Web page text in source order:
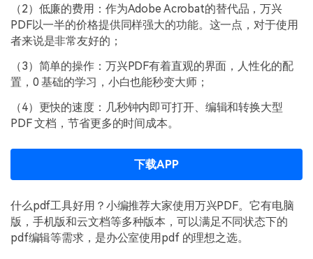
（2）低廉的费用：作为Adobe Acrobat的替代品，万兴
PDF以一半的价格提供同样强大的功能。这一点，对于使用
者来说是非常友好的；
（3）简单的操作：万兴PDF有着直观的界面，人性化的配
置，0 基础的学习，小白也能秒变大师；
（4）更快的速度：几秒钟内即可打开、编辑和转换大型
PDF 文档，节省更多的时间成本。
下载APP
什么pdf工具好用？小编推荐大家使用万兴PDF。它有电脑
版，手机版和云文档等多种版本，可以满足不同状态下的
pdf编辑等需求，是办公室使用pdf 的理想之选。